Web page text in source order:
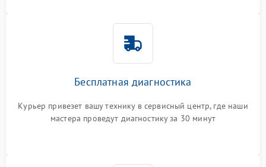
Бесплатная диагностика
Курьер привезет вашу технику в сервисный центр, где наши
мастера проведут диагностику за 30 минут